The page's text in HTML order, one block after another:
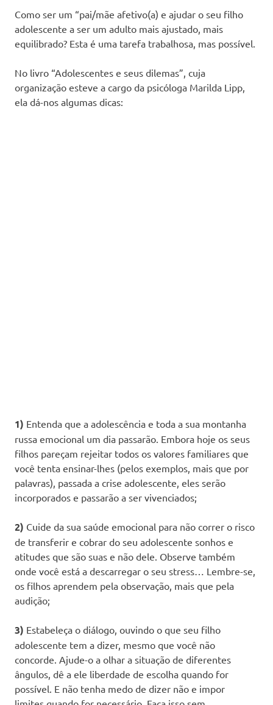
Como ser um “pai/mãe afetivo(a) e ajudar o seu filho
adolescente a ser um adulto mais ajustado, mais
equilibrado? Esta é uma tarefa trabalhosa, mas possível.
No livro “Adolescentes e seus dilemas”, cuja
organização esteve a cargo da psicóloga Marilda Lipp,
ela dá-nos algumas dicas:
1) Entenda que a adolescência e toda a sua montanha
russa emocional um dia passarão. Embora hoje os seus
filhos pareçam rejeitar todos os valores familiares que
você tenta ensinar-lhes (pelos exemplos, mais que por
palavras), passada a crise adolescente, eles serão
incorporados e passarão a ser vivenciados;
2) Cuide da sua saúde emocional para não correr o risco
de transferir e cobrar do seu adolescente sonhos e
atitudes que são suas e não dele. Observe também
onde você está a descarregar o seu stress… Lembre-se,
os filhos aprendem pela observação, mais que pela
audição;
3) Estabeleça o diálogo, ouvindo o que seu filho
adolescente tem a dizer, mesmo que você não
concorde. Ajude-o a olhar a situação de diferentes
ângulos, dê a ele liberdade de escolha quando for
possível. E não tenha medo de dizer não e impor